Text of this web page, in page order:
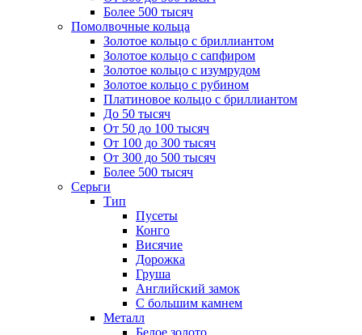
Более 500 тысяч
Помолвочные кольца
Золотое кольцо с бриллиантом
Золотое кольцо с сапфиром
Золотое кольцо с изумрудом
Золотое кольцо с рубином
Платиновое кольцо с бриллиантом
До 50 тысяч
От 50 до 100 тысяч
От 100 до 300 тысяч
От 300 до 500 тысяч
Более 500 тысяч
Серьги
Тип
Пусеты
Конго
Висячие
Дорожка
Груша
Английский замок
С большим камнем
Металл
Белое золото